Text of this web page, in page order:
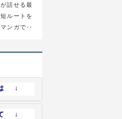
が話せる最
短ルートを
マンガで‥
は ↓
て ↓